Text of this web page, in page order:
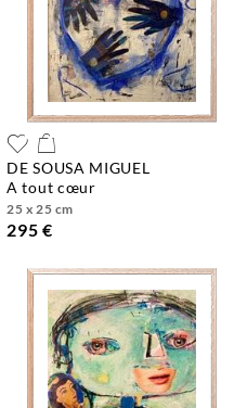
DE SOUSA MIGUEL
a tout cœur
25 x 25 cm
295 €